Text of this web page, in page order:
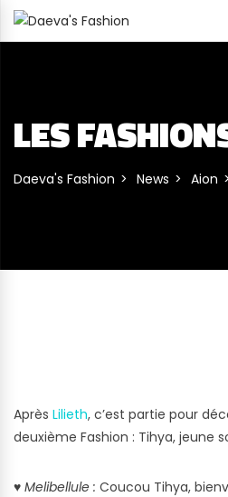
LES
Daeva's Fashion News Aion
Après Lilieth, c’est partie pour
deuxième Fashion : Tihya, jeune
♥ Melibellule : Coucou Tihya,